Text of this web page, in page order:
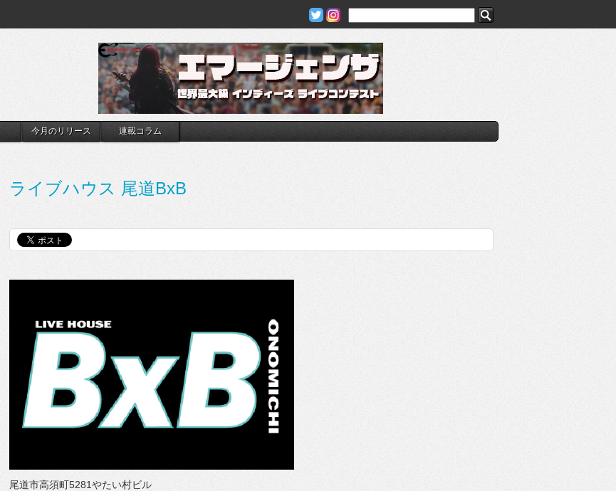
今月のリリース 連載コラム
ライブハウス 尾道BxB
尾道市高須町5281やたい村ビル